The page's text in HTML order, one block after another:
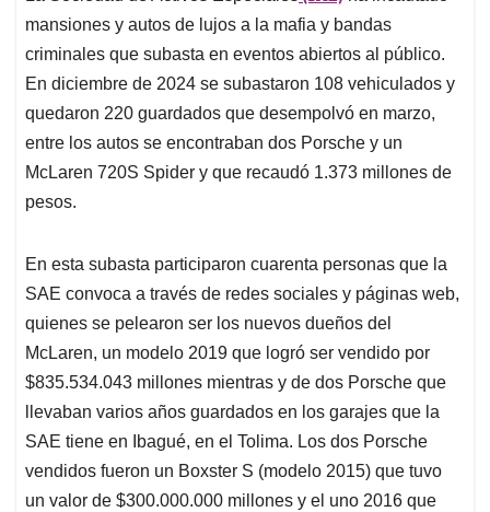
A
p
p
o
o
k
d
I
n
d
s
mansiones y autos de lujos a la mafia y bandas
criminales que subasta en eventos abiertos al público.
En diciembre de 2024 se subastaron 108 vehiculados y
quedaron 220 guardados que desempolvó en marzo,
entre los autos se encontraban dos Porsche y un
McLaren 720S Spider y que recaudó 1.373 millones de
pesos.
En esta subasta participaron cuarenta personas que la
SAE convoca a través de redes sociales y páginas web,
quienes se pelearon ser los nuevos dueños del
McLaren, un modelo 2019 que logró ser vendido por
$835.534.043 millones mientras y de dos Porsche que
llevaban varios años guardados en los garajes que la
SAE tiene en Ibagué, en el Tolima. Los dos Porsche
vendidos fueron un Boxster S (modelo 2015) que tuvo
un valor de $300.000.000 millones y el uno 2016 que